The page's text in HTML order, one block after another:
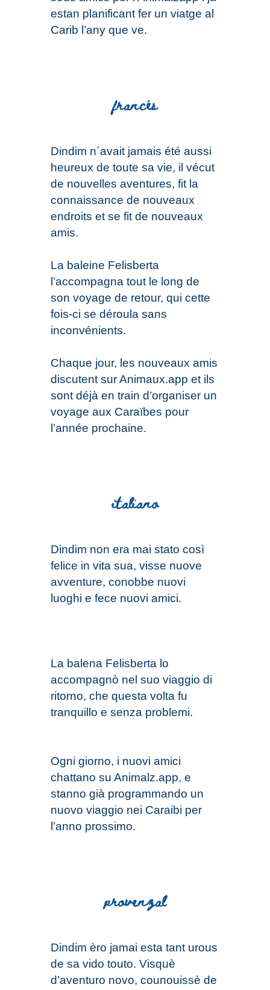
estan planificant fer un viatge al
Carib l’any que ve.
francés
Dindim n´avait jamais été aussi
heureux de toute sa vie, il vécut
de nouvelles aventures, fit la
connaissance de nouveaux
endroits et se fit de nouveaux
amis.
La baleine Felisberta
l’accompagna tout le long de
son voyage de retour, qui cette
fois-ci se déroula sans
inconvénients.
Chaque jour, les nouveaux amis
discutent sur Animaux.app et ils
sont déjà en train d’organiser un
voyage aux Caraïbes pour
l’année prochaine.
italiano
Dindim non era mai stato così
felice in vita sua, visse nuove
avventure, conobbe nuovi
luoghi e fece nuovi amici.
La balena Felisberta lo
accompagnò nel suo viaggio di
ritorno, che questa volta fu
tranquillo e senza problemi.
Ogni giorno, i nuovi amici
chattano su Animalz.app, e
stanno già programmando un
nuovo viaggio nei Caraibi per
l’anno prossimo.
provenzal
Dindim èro jamai esta tant urous
de sa vido touto. Visquè
d’aventuro novo, counouissè de